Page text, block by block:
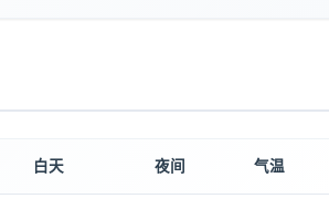
白天 夜间 气温